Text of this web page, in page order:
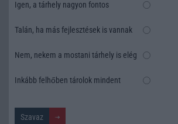
Igen, a tárhely nagyon fontos
Talán, ha más fejlesztések is vannak
Nem, nekem a mostani tárhely is elég
Inkább felhőben tárolok mindent